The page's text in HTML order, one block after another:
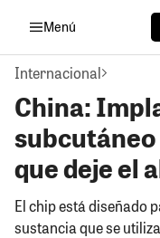
Menú
Internacional
China:
que deje el
El chip está diseñado
sustancia que se